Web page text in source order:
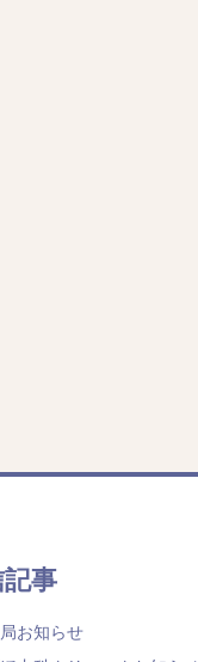
事
お知らせ